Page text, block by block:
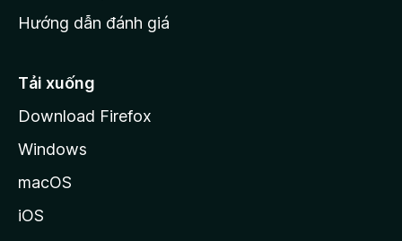
i
l
Hướng dẫn đánh giá
Tải xuống
Download Firefox
Windows
macOS
iOS